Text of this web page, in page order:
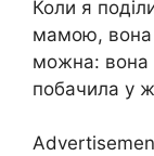
Коли я
мамою, вона
можна: вона
побачила у